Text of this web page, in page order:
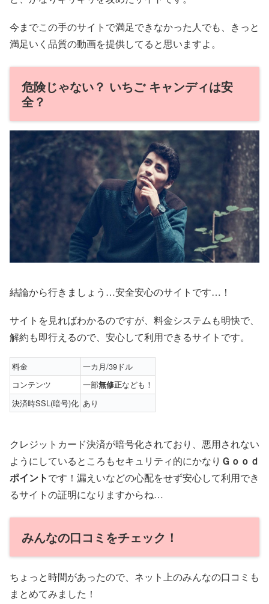
今までこの手のサイトで満足できなかった人でも、きっと
満足いく品質の動画を提供してると思いますよ。
危険じゃない？ いちご キャンディは安
全？
結論から行きましょう…安全安心のサイトです…！
サイトを見ればわかるのですが、料金システムも明快で、
解約も即行えるので、安心して利用できるサイトです。
料金
一カ月/39ドル
コンテンツ
一部無修正なども！
決済時SSL(暗号)化 あり
クレジットカード決済が暗号化されており、悪用されない
ようにしているところもセキュリティ的にかなり Ｇｏｏｄ
ポイントです！漏えいなどの心配をせず安心して利用でき
るサイトの証明になりますからね…
みんなの口コミをチェック！
ちょっと時間があったので、ネット上のみんなの口コミも
まとめてみました！